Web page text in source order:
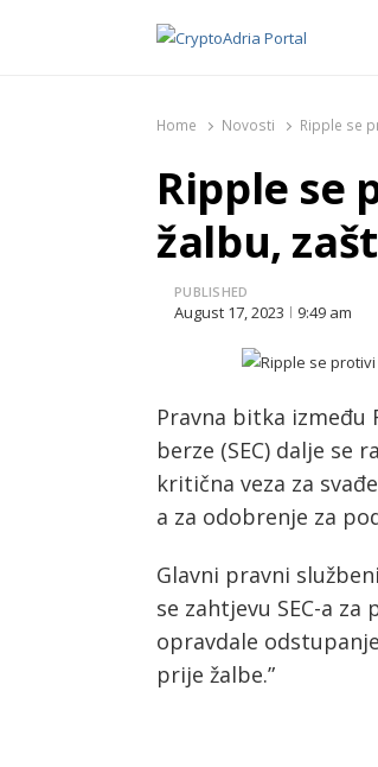
Home Novosti Ripple se
Ripple se
žalbu,
PUBLISHED
August 17, 2023 9:49 am
Pravna bitka između
berze (SEC) dalje
kritična veza za
a za odobrenje za
Glavni pravni
se zahtjevu SEC-a
opravdale
prije žalbe.”